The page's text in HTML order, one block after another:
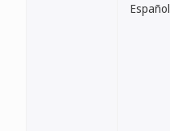
Español